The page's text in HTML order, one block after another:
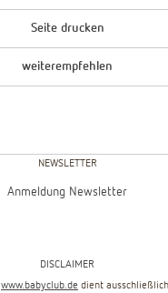
Seite drucken
weiterempfehlen
NEWSLETTER
Anmeldung Newsletter
DISCLAIMER
www.babyclub.de dient